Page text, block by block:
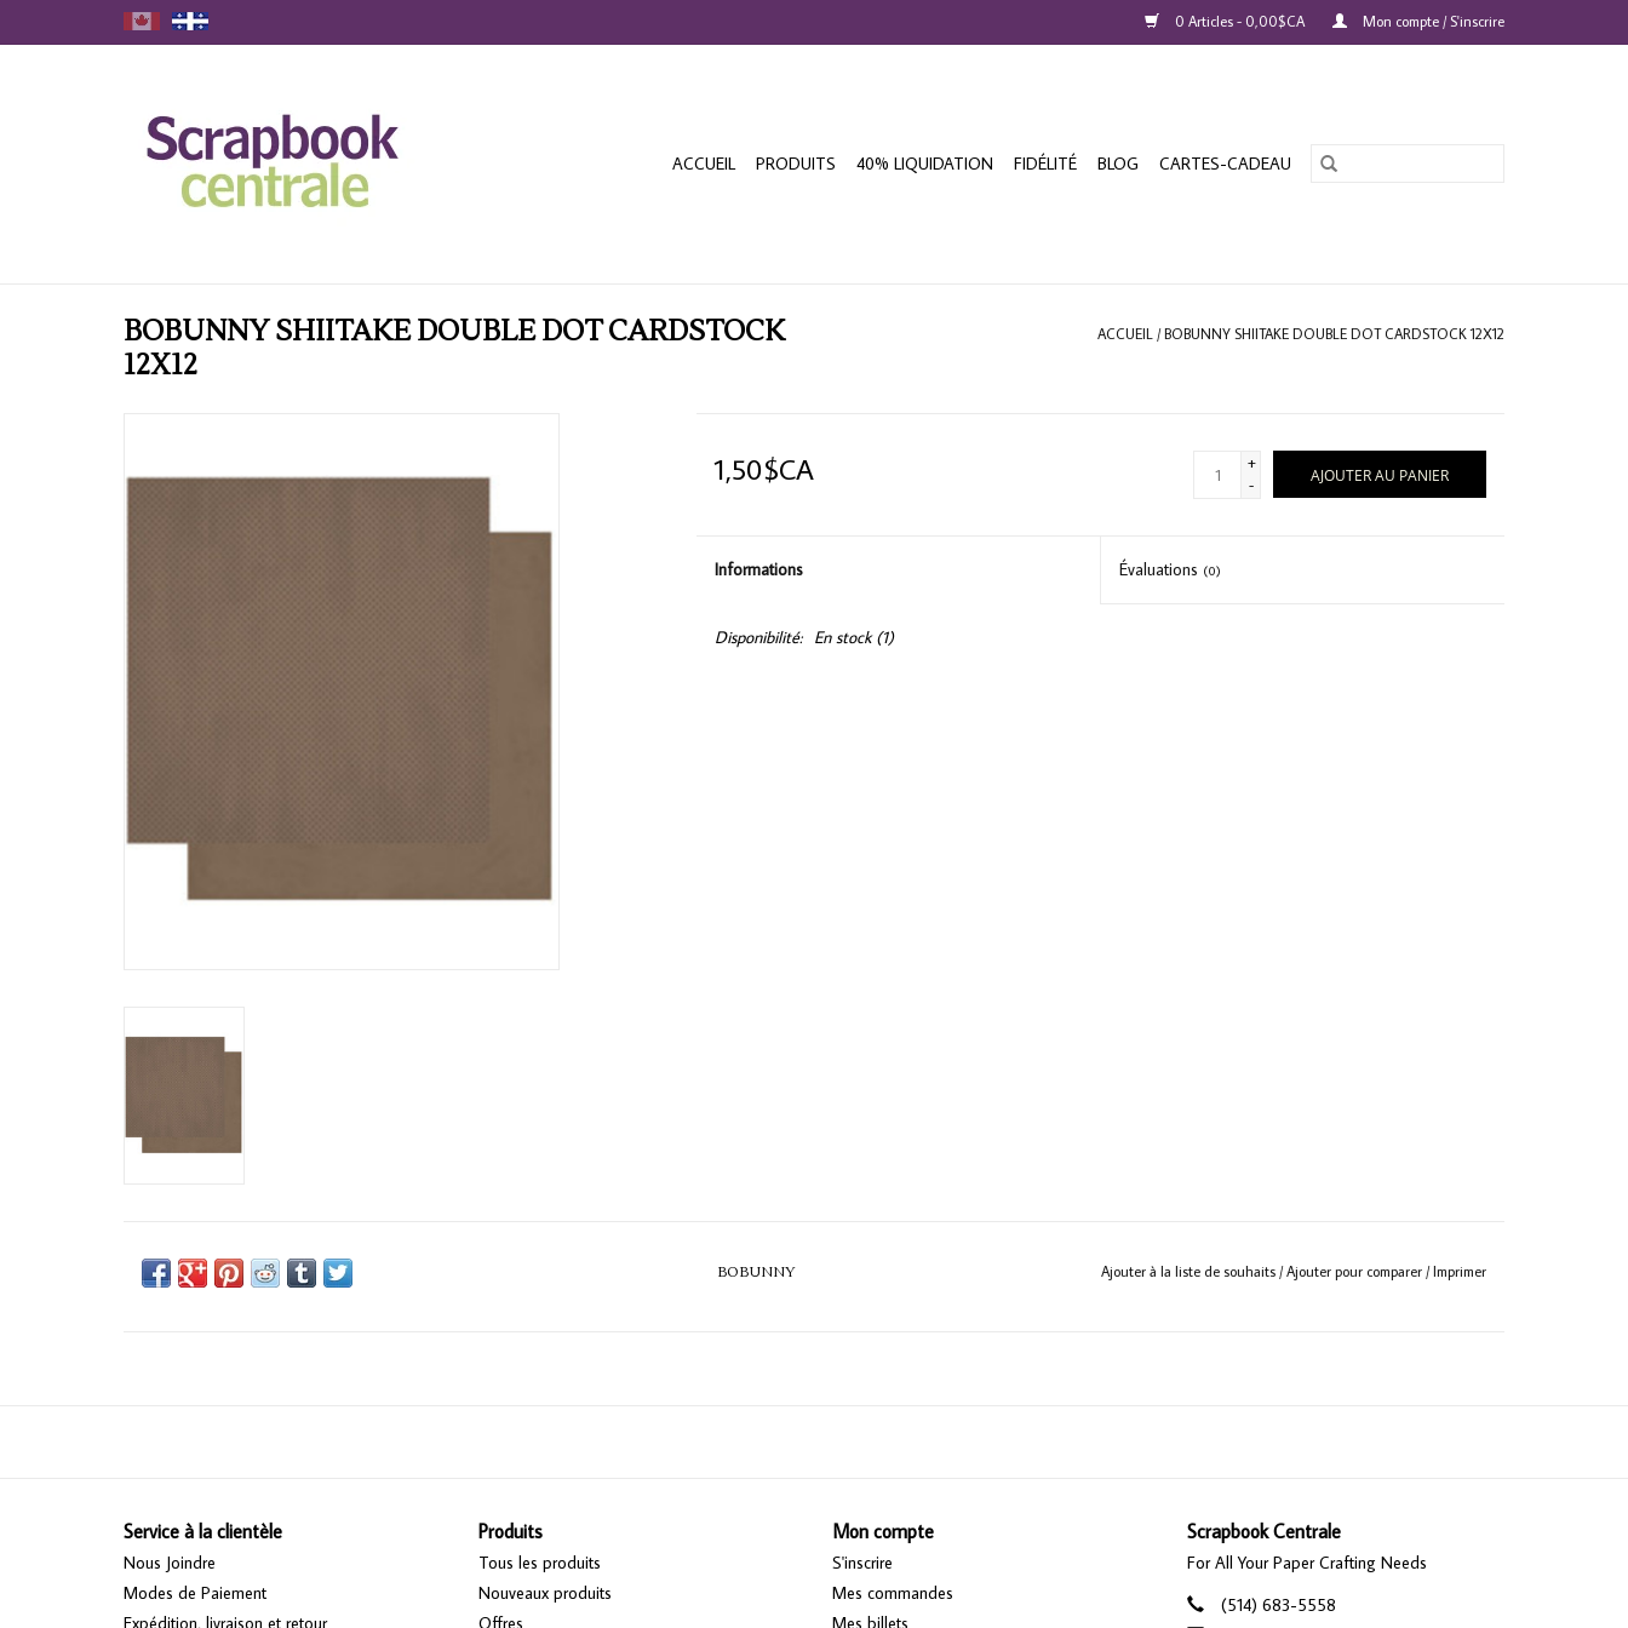
0 Articles - 0,00$CA Mon compte / S'inscrire
ACCUEIL PRODUITS 40% LIQUIDATION FIDÉLITÉ BLOG CARTES-CADEAU
BOBUNNY SHIITAKE DOUBLE DOT CARDSTOCK
12X12
ACCUEIL /BOBUNNY SHIITAKE DOUBLE DOT CARDSTOCK 12X12
1,50$CA
+
-
AJOUTER AU PANIER
Informations Évaluations (0)
Disponibilité: En stock(1)
BOBUNNY Ajouter à la liste de souhaits /Ajouter pour comparer /Imprimer
Service à la clientèle
Nous Joindre
Modes de Paiement
Expédition, livraison et retour
Produits
Tous les produits
Nouveaux produits
Offres
Mon compte
S'inscrire
Mes commandes
Mes billets
Scrapbook Centrale
For All Your Paper Crafting Needs
(514) 683-5558